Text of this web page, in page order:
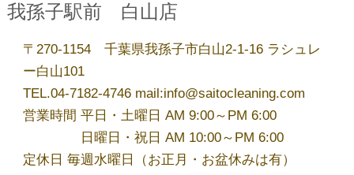
今年も開催！毛布・布団キャンペーン
ゴールデンウィーク営業のお知らせ
我孫子駅前 白山店
〒270-1154 千葉県我孫子市白山2-1-16 ラシュレ
ー白山101
TEL.04-7182-4746 mail:info@saitocleaning.com
営業時間 平日・土曜日 AM 9:00～PM 6:00
日曜日・祝日 AM 10:00～PM 6:00
定休日 毎週水曜日（お正月・お盆休みは有）